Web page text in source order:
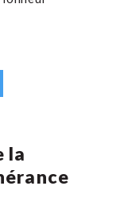
la